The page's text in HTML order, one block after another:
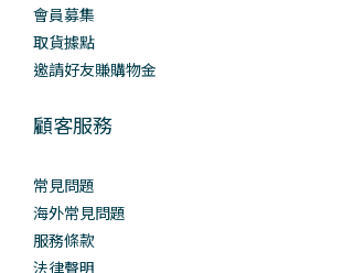
會員募集
取貨據點
邀請好友賺購物金
顧客服務
常見問題
海外常見問題
服務條款
法律聲明